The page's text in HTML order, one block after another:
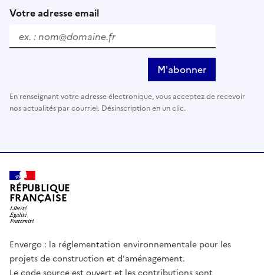
Votre adresse email
M'abonner
En renseignant votre adresse électronique, vous acceptez de recevoir
nos actualités par courriel. Désinscription en un clic.
RÉPUBLIQUE
FRANÇAISE
Envergo : la réglementation environnementale pour les
projets de construction et d'aménagement.